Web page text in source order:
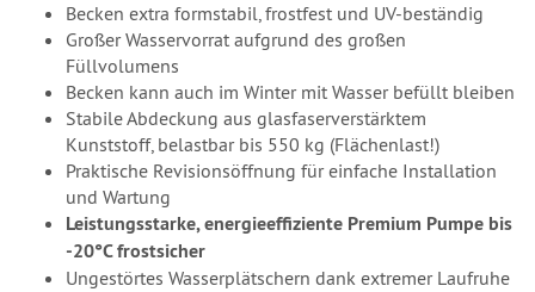
Becken extra formstabil, frostfest und UV-beständig
Großer Wasservorrat aufgrund des großen
Füllvolumens
Becken kann auch im Winter mit Wasser befüllt bleiben
Stabile Abdeckung aus glasfaserverstärktem
Kunststoff, belastbar bis 550 kg (Flächenlast!)
Praktische Revisionsöffnung für einfache Installation
und Wartung
Leistungsstarke, energieeffiziente Premium Pumpe bis
-20°C frostsicher
Ungestörtes Wasserplätschern dank extremer Laufruhe